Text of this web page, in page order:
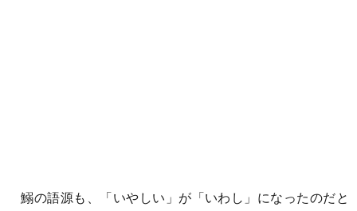
鰯の語源も、「いやしい」が「いわし」になったのだと